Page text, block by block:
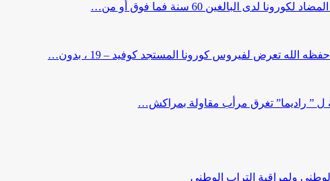
لدى البالغين 60 سنة فما فوق أو من…
تعرض لفيروس كورونا المستجد كوفيد – 19 ، بدون…
ل ” راديما” تغرق مرأب مقاولة بمراكش…
ولمراقبة التراب الوطني